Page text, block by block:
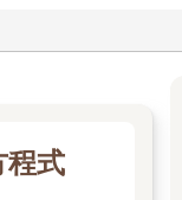
程式